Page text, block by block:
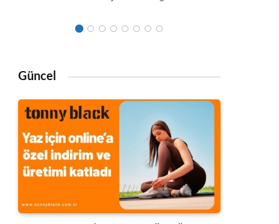
Güncel